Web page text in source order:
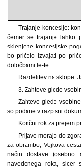
Trajanje koncesije:
čemer se trajanje lahko
sklenjene koncesijske
bo pričelo izvajati po
določbami le-te.
Razdelitev na sklope:
3. Zahteve glede
Zahteve glede
so podane v razpisni
Končni rok za prejem
Prijave morajo do
za obrambo, Vojkova
način dostave
navedenega roka, sicer